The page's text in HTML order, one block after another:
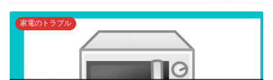
家電のトラブル